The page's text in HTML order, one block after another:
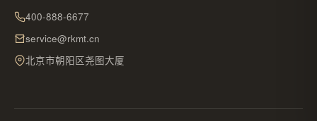
400-888-6677
service@rkmt.cn
北京市朝阳区尧图大厦